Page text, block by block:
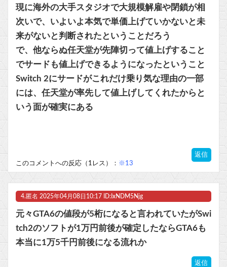
現に海外の大手スタジオで大規模解雇や閉鎖が相
次いで、いよいよ本気で単価上げていかないと未
来がないと判断されたということだろう
で、他ならぬ任天堂が先陣切って値上げすること
でサードも値上げできるようになったということ
Switch 2にサードがこれだけ乗り気な理由の一部
には、任天堂が率先して値上げしてくれたからと
いう面が確実にある
返信
このコメントへの反応（1レス）： ※13
4. 匿名 2025年04月08日10:17 ID:IxNDM5Njg
元々GTA6の値段が5桁になると言われていたがSwi
tch2のソフトが1万円前後が確定したならGTA6も
本当に1万5千円前後になる流れか
返信